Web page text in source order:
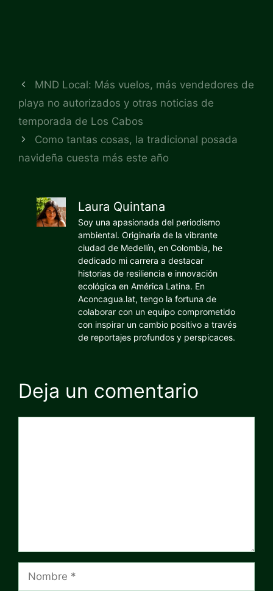
MND Local: Más vuelos, más vendedores de
playa no autorizados y otras noticias de
temporada de Los Cabos
Como tantas cosas, la tradicional posada
navideña cuesta más este año
Laura Quintana
Soy una apasionada del periodismo
ambiental. Originaria de la vibrante
ciudad de Medellín, en Colombia, he
dedicado mi carrera a destacar
historias de resiliencia e innovación
ecológica en América Latina. En
Aconcagua.lat, tengo la fortuna de
colaborar con un equipo comprometido
con inspirar un cambio positivo a través
de reportajes profundos y perspicaces.
Deja un comentario
Nombre